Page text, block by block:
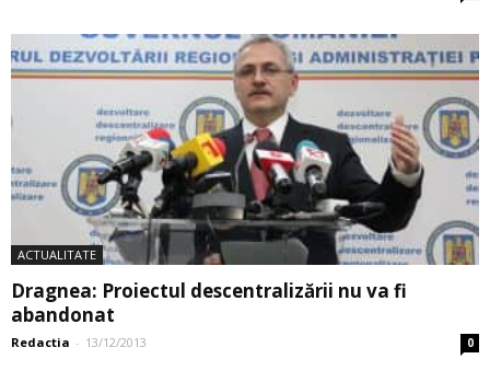
ACTUALITATE
Dragnea: Proiectul descentralizării nu va fi
abandonat
Redactia - 13/12/2013 0